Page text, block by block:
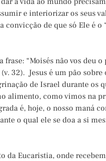
e interiorizar os seus
convicção de que só Ele é o
“Moisés não vos deu o
32). Jesus é um pão sobre
de Israel durante os
alimento, como vimos na
é, hoje, o nosso maná
o qual ele se doa a si
da Eucaristia, onde